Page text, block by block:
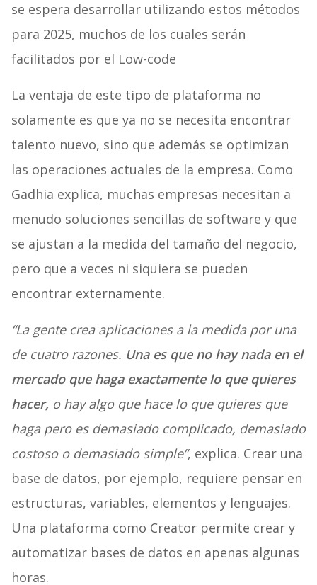
se espera desarrollar utilizando estos métodos
para 2025, muchos de los cuales serán
facilitados por el Low-code
La ventaja de este tipo de plataforma no
solamente es que ya no se necesita encontrar
talento nuevo, sino que además se optimizan
las operaciones actuales de la empresa. Como
Gadhia explica, muchas empresas necesitan a
menudo soluciones sencillas de software y que
se ajustan a la medida del tamaño del negocio,
pero que a veces ni siquiera se pueden
encontrar externamente.
“La gente crea aplicaciones a la medida por una
de cuatro razones. Una es que no hay nada en el
mercado que haga exactamente lo que quieres
hacer, o hay algo que hace lo que quieres que
haga pero es demasiado complicado, demasiado
costoso o demasiado simple”, explica. Crear una
base de datos, por ejemplo, requiere pensar en
estructuras, variables, elementos y lenguajes.
Una plataforma como Creator permite crear y
automatizar bases de datos en apenas algunas
horas.